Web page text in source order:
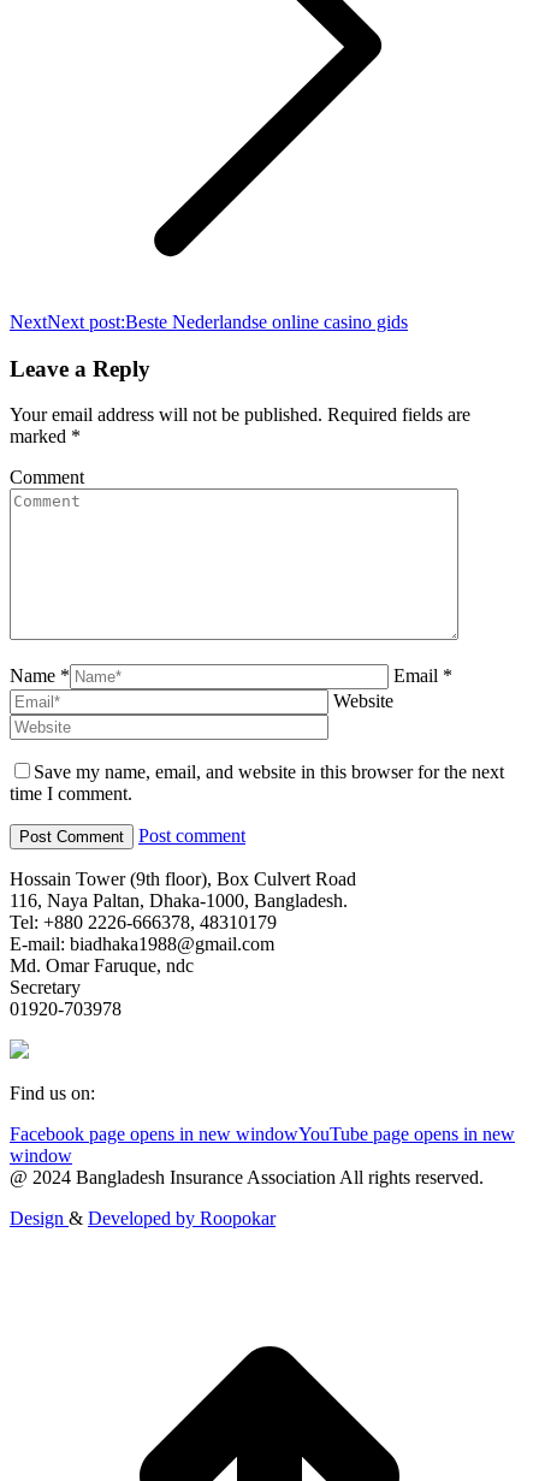
NextNext post:Beste Nederlandse online casino gids
Leave a Reply
Your email address will not be published. Required fields are
marked *
Comment
Name *
Email *
Website
Save my name, email, and website in this browser for the next
time I comment.
Post comment
Hossain Tower (9th floor), Box Culvert Road
116, Naya Paltan, Dhaka-1000, Bangladesh.
Tel: +880 2226-666378, 48310179
E-mail: biadhaka1988@gmail.com
Md. Omar Faruque, ndc
Secretary
01920-703978
Find us on:
Facebook page opens in new windowYouTube page opens in new
window
@ 2024 Bangladesh Insurance Association All rights reserved.
Design & Developed by Roopokar